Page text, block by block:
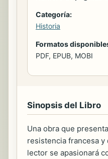
Categoría:
Historia
Formatos
PDF, EPUB, MOBI
Sinopsis del Libro
Una obra que
resistencia francesa y
lector se apasionará